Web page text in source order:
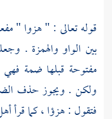
قوله تعالى : " هزوا "
بين الواو والهمزة .
مفتوحة قبلها ضمة
ولكن . ويجوز حذف
فتقول : هزؤا ، كما قرأ